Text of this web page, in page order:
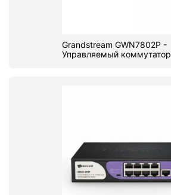
Grandstream GWN7802P -
Управляемый коммутатор